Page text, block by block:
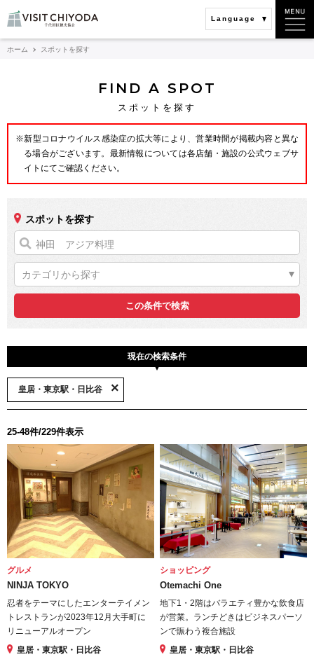
Language
ホーム スポットを探す
FIND A SPOT
スポットを探す
※新型コロナウイルス感染症の拡大等により、営業時間が掲載内容と異な
る場合がございます。最新情報については各店舗・施設の公式ウェブサ
イトにてご確認ください。
スポットを探す
カテゴリから探す
現在の検索条件
皇居・東京駅・日比谷
25-48件/229件表示
グルメ
NINJA TOKYO
忍者をテーマにしたエンターテイメン
トレストランが2023年12月大手町に
リニューアルオープン
皇居・東京駅・日比谷
ショッピング
Otemachi One
地下1・2階はバラエティ豊かな飲食店
が営業。ランチどきはビジネスパーソ
ンで賑わう複合施設
皇居・東京駅・日比谷